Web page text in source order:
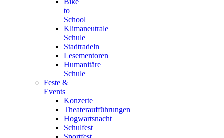
Bike
to
School
Klimaneutrale
Schule
Stadtradeln
Lesementoren
Humanitäre
Schule
Feste &
Events
Konzerte
Theateraufführungen
Hogwartsnacht
Schulfest